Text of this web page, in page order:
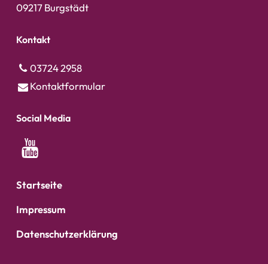
09217 Burgstädt
Kontakt
03724 2958
Kontaktformular
Social Media
Startseite
Impressum
Datenschutzerklärung